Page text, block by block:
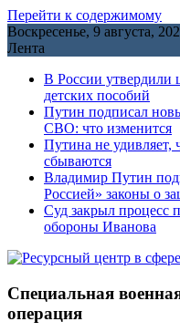
Перейти к содержимому
Воскресенье, 9 августа,
Лента
В России утвердили
детских пособий
Путин подписал
СВО: что изменится
Путина не удивляет,
сбываются
Владимир Путин
Россией» законы о
Cуд закрыл процесс
обороны Иванова
Специальная
операция